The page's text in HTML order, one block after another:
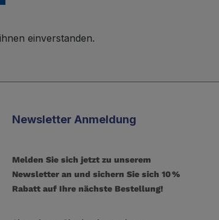
einverstanden.
Newsletter Anmeldung
Melden Sie sich jetzt zu unserem
Newsletter an und sichern Sie sich 10 %
Rabatt auf Ihre nächste Bestellung!